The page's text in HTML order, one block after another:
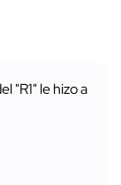
"R1" le hizo a